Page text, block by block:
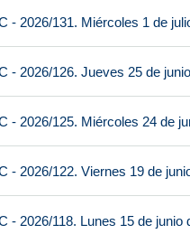
- 2026/131. Miércoles 1 de
- 2026/126. Jueves 25 de
- 2026/125. Miércoles 24 de
- 2026/122. Viernes 19 de
- 2026/118. Lunes 15 de junio